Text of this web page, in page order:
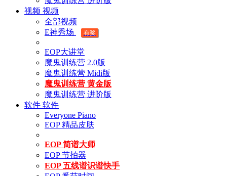
视频 视频
全部视频
E神秀场
有奖
EOP大讲堂
魔鬼训练营 2.0版
魔鬼训练营 Midi版
魔鬼训练营 黄金版
魔鬼训练营 进阶版
软件 软件
Everyone Piano
EOP 精品皮肤
EOP 简谱大师
EOP 节拍器
EOP 五线谱识谱快手